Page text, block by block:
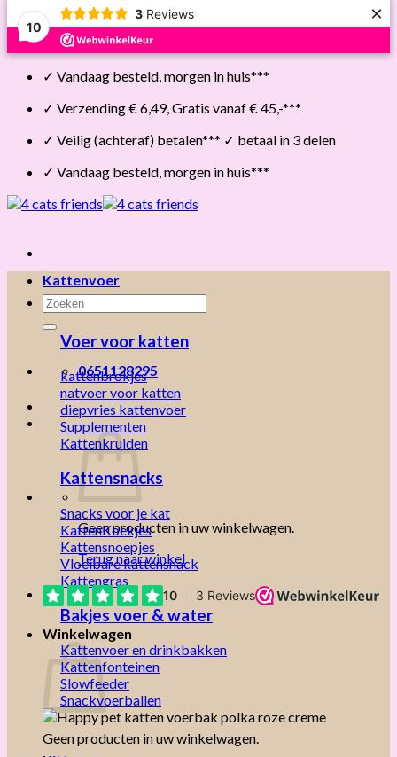
10
3 Reviews ×
Skip
✓ Vandaag besteld, morgen in huis***
✓ Verzending € 6,49, Gratis vanaf € 45,-***
✓ Veilig (achteraf) betalen*** ✓ betaal in 3 delen
✓ Vandaag besteld, morgen in huis***
Zoeken
naar:
0651128295
Geen producten in uw winkelwagen.
Terug naar winkel
Winkelwagen
Geen producten in uw winkelwagen.
Kattenvoer
Voer voor katten
kattenbrokjes
natvoer voor katten
diepvries kattenvoer
Supplementen
Kattenkruiden
Kattensnacks
Snacks voor je kat
KattenKoekjes
Kattensnoepjes
Vloeibare kattensnack
Kattengras
Bakjes voer & water
Kattenvoer en drinkbakken
Kattenfonteinen
Slowfeeder
Snackvoerballen